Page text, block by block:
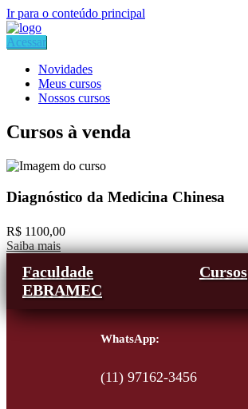
Ir para o conteúdo principal
Acessar
Novidades
Meus cursos
Nossos cursos
Cursos à venda
Diagnóstico da Medicina Chinesa
R$ 1100,00
Saiba mais
Faculdade
EBRAMEC
Cursos
WhatsApp:
(11) 97162-3456